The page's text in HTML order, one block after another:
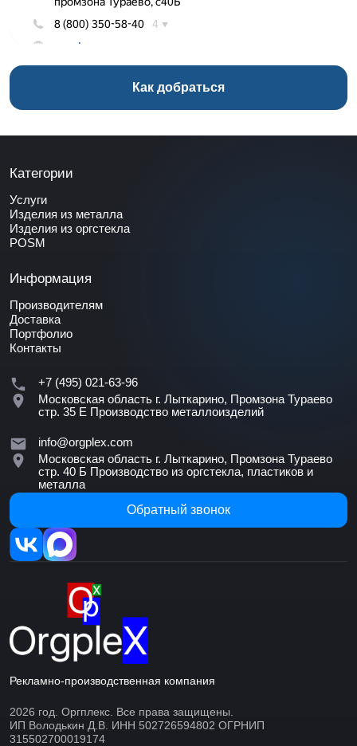
Как добраться
Категории
Услуги
Изделия из металла
Изделия из оргстекла
POSM
Информация
Производителям
Доставка
Портфолио
Контакты
+7 (495) 021-63-96
Московская область г. Лыткарино, Промзона Тураево
стр. 35 Е Производство металлоизделий
info@orgplex.com
Московская область г. Лыткарино, Промзона Тураево
стр. 40 Б Производство из оргстекла, пластиков и
металла
Обратный звонок
Рекламно-производственная компания
2026 год. Оргплекс. Все права защищены.
ИП Володькин Д.В. ИНН 502726594802 ОГРНИП
315502700019174